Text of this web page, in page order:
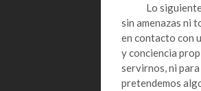
Lo siguiente
sin amenazas ni
en contacto con
y conciencia
servirnos, ni
pretendemos